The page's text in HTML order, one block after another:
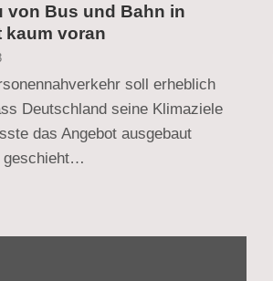
von Bus und Bahn in
kaum voran
soll erheblich
Deutschland seine Klimaziele
das Angebot ausgebaut
geschieht…